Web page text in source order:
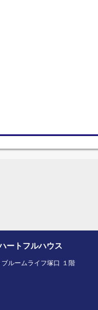
ートフルハウス
ブルームライフ塚口 １階